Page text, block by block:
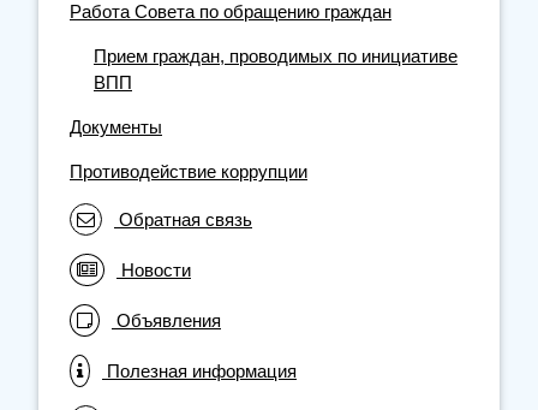
Работа Совета по обращению граждан
Прием граждан, проводимых по инициативе
ВПП
Документы
Противодействие коррупции
Обратная связь
Новости
Объявления
Полезная информация